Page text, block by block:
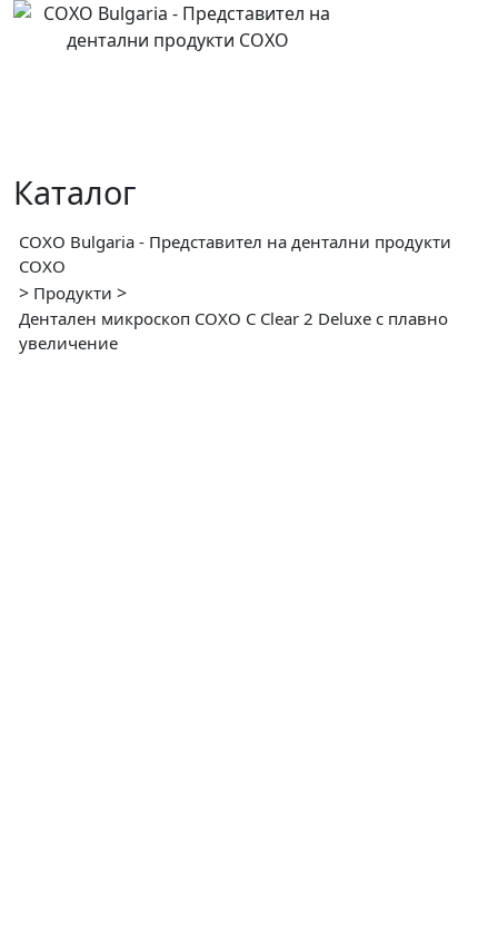
Skip
Каталог
COXO Bulgaria - Представител на дентални продукти
COXO
> Продукти >
Дентален микроскоп COXO C Clear 2 Deluxe с плавно
увеличение